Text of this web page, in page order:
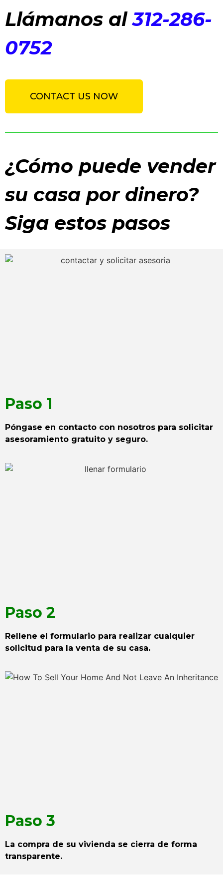
Llámanos al312-286-
0752
CONTACT US NOW
¿Cómo puede vender
su casa por dinero?
Siga estos pasos
Paso 1
Póngase en contacto con nosotros para solicitar
asesoramiento gratuito y seguro.
Paso 2
Rellene el formulario para realizar cualquier
solicitud para la venta de su casa.
Paso 3
La compra de su vivienda se cierra de forma
transparente.